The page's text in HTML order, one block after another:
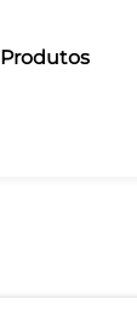
Produtos